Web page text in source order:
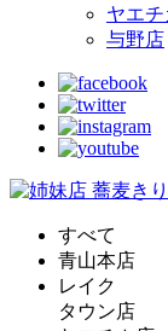
ヤエ
与野店
すべて
青山本店
レイク
タウン店